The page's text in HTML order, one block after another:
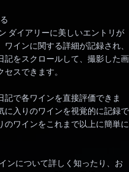
ダイアリーに美しいエントリが
インに関する詳細が記録され、
記をスクロールして、撮影した画
スできます。
で各ワインを直接評価できま
に入りのワインを視覚的に記録で
のワインをこれまで以上に簡単に
ンについて詳しく知ったり、お